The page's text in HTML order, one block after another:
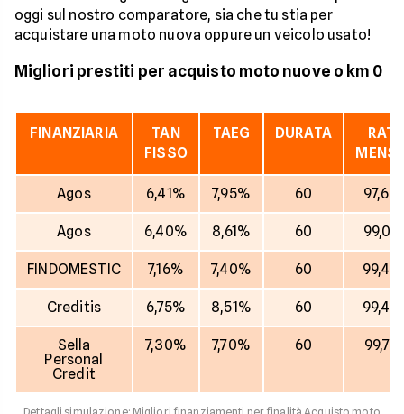
oggi sul nostro comparatore, sia che tu stia per
acquistare una moto nuova oppure un veicolo usato!
Migliori prestiti per acquisto moto nuove o km 0
FINANZIARIA
TAN
FISSO
TAEG DURATA
RATA
Agos 6,41% 7,95% 60
Agos 6,40% 8,61% 60
FINDOMESTIC 7,16% 7,40% 60
Creditis 6,75% 8,51% 60
Sella
Personal
Credit
7,30% 7,70% 60